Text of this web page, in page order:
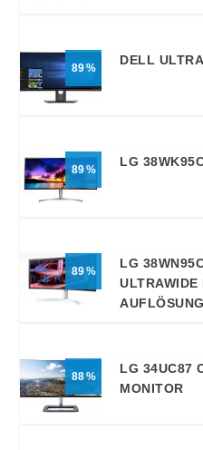
89
DELL
89
LG
89
LG
AUFLÖSUNG
88
LG 34UC87
MONITOR